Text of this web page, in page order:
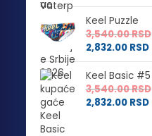
Keel Puzzle
3,540.00RSD
2,832.00 RSD
Keel Basic #5
3,540.00RSD
2,832.00 RSD